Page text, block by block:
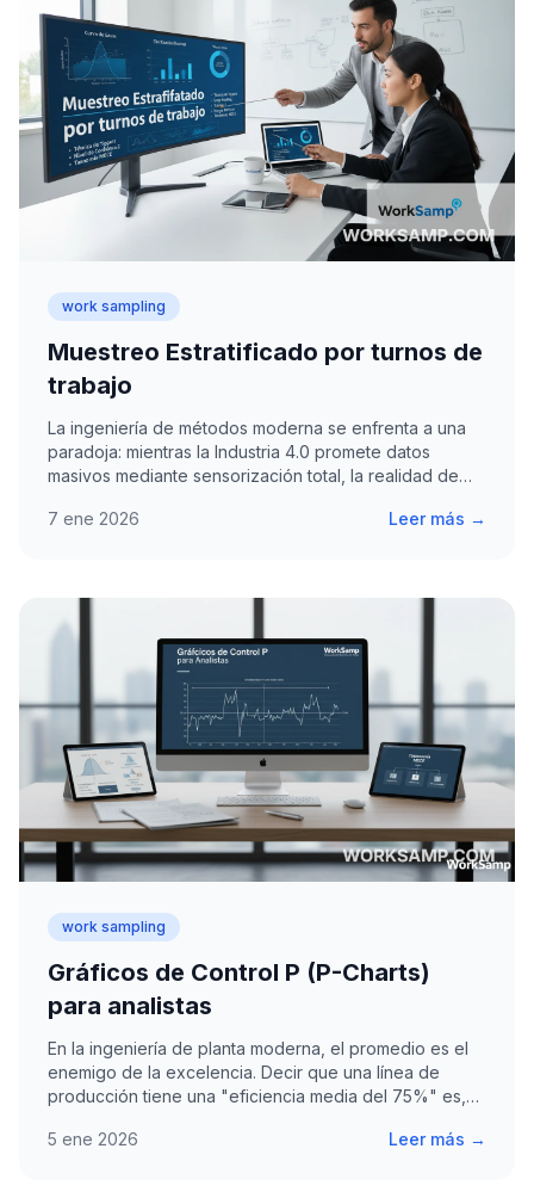
work sampling
Muestreo Estratificado por turnos de
trabajo
La ingeniería de métodos moderna se enfrenta a una
paradoja: mientras la Industria 4.0 promete datos
masivos mediante sensorización total, la realidad de
7 ene 2026
Leer más →
work sampling
Gráficos de Control P (P-Charts)
para analistas
En la ingeniería de planta moderna, el promedio es el
enemigo de la excelencia. Decir que una línea de
producción tiene una "eficiencia media del 75%" es,…
5 ene 2026 Leer más →